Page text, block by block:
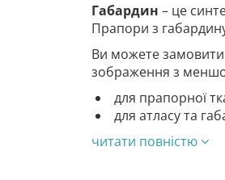
Габардин – це
Прапори з
Ви можете
зображення з
для прапорної
для атласу та
читати повністю